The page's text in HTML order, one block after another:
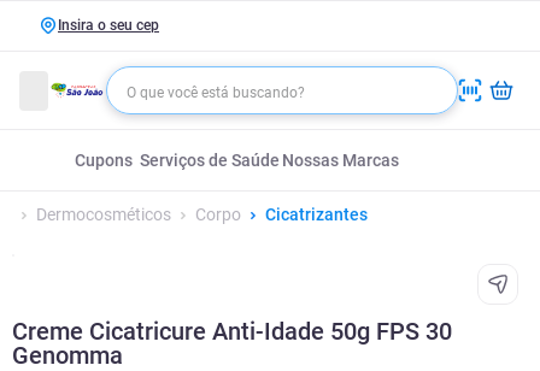
Insira o seu cep
Cupons Serviços de Saúde Nossas Marcas
Dermocosméticos Corpo Cicatrizantes
Creme Cicatricure Anti-Idade 50g FPS 30
Genomma